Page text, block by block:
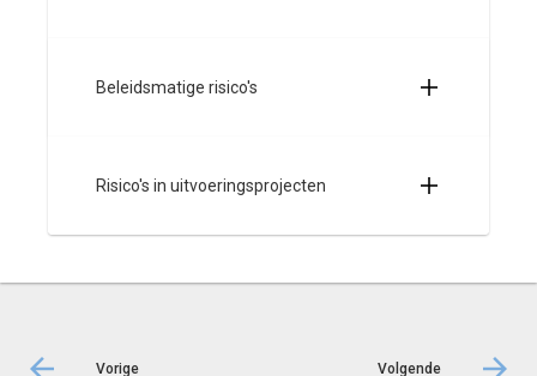
Beleidsmatige risico's
Risico's in uitvoeringsprojecten
Vorige Volgende